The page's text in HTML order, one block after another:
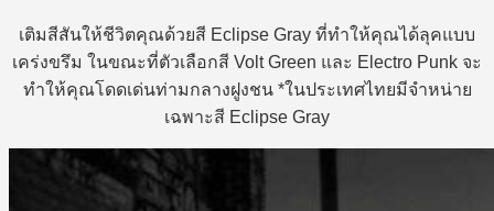
เติมสีสันให้ชีวิตคุณด้วยสี Eclipse Gray ที่ทำให้คุณได้ลุคแบบ
เคร่งขรึม ในขณะที่ตัวเลือกสี Volt Green และ Electro Punk จะ
ทำให้คุณโดดเด่นท่ามกลางฝูงชน *ในประเทศไทยมีจำหน่าย
เฉพาะสี Eclipse Gray